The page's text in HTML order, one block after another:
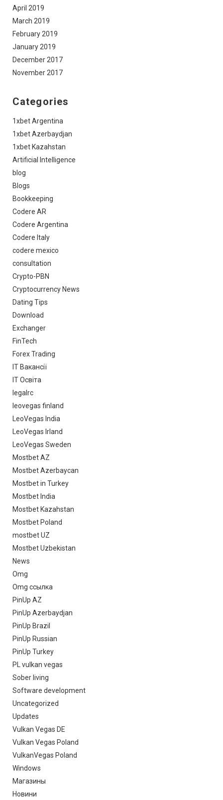
April 2019
March 2019
February 2019
January 2019
December 2017
November 2017
Categories
1xbet Argentina
1xbet Azerbaydjan
1xbet Kazahstan
Artificial Intelligence
blog
Blogs
Bookkeeping
Codere AR
Codere Argentina
Codere Italy
codere mexico
consultation
Crypto-PBN
Cryptocurrency News
Dating Tips
Download
Exchanger
FinTech
Forex Trading
IT Вакансії
IT Освіта
legalrc
leovegas finland
LeoVegas India
LeoVegas Irland
LeoVegas Sweden
Mostbet AZ
Mostbet Azerbaycan
Mostbet in Turkey
Mostbet India
Mostbet Kazahstan
Mostbet Poland
mostbet UZ
Mostbet Uzbekistan
News
Omg
Omg ссылка
PinUp AZ
PinUp Azerbaydjan
PinUp Brazil
PinUp Russian
PinUp Turkey
PL vulkan vegas
Sober living
Software development
Uncategorized
Updates
Vulkan Vegas DE
Vulkan Vegas Poland
VulkanVegas Poland
Windows
Магазины
Новини